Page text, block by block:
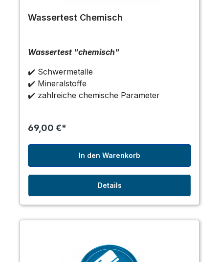
Wassertest Chemisch
Wassertest "chemisch"
✔️ Schwermetalle
✔️ Mineralstoffe
✔️ zahlreiche chemische Parameter
69,00 €*
In den Warenkorb
Details